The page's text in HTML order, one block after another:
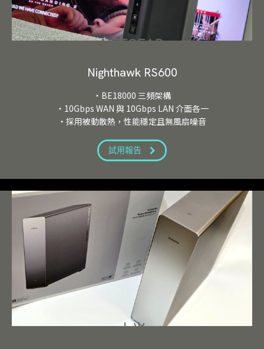
NETGEAR
Nighthawk RS600
・BE18000 三頻架構
・10Gbps WAN 與 10Gbps LAN 介面各一
・採用被動散熱，性能穩定且無風扇噪音
試用報告
小米